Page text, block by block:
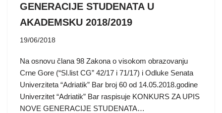
GENERACIJE STUDENATA U
AKADEMSKU 2018/2019
19/06/2018
Na osnovu člana 98 Zakona o visokom obrazovanju
Crne Gore (“Sl.list CG” 42/17 i 71/17) i Odluke Senata
Univerziteta “Adriatik” Bar broj 60 od 14.05.2018.godine
Univerzitet “Adriatik” Bar raspisuje KONKURS ZA UPIS
NOVE GENERACIJE STUDENATA…